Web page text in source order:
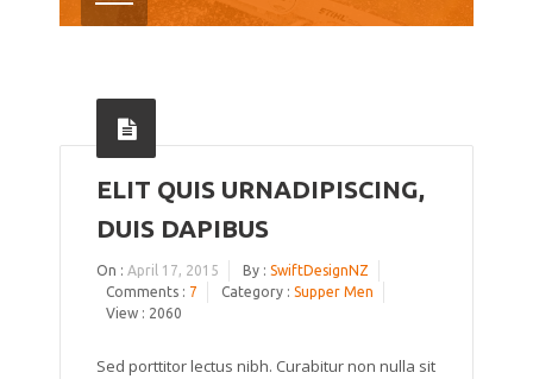
ELIT QUIS URNADIPISCING,
DUIS DAPIBUS
On : April 17, 2015 By : SwiftDesignNZ
Comments : 7 Category : Supper Men
View : 2060
Sed porttitor lectus nibh. Curabitur non nulla sit